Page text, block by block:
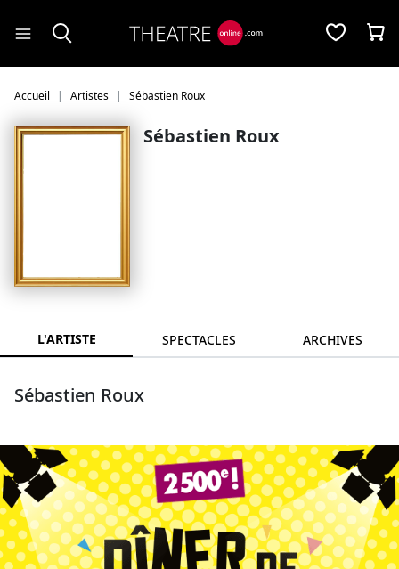
Accueil Artistes Sébastien Roux
Sébastien Roux
L'ARTISTE SPECTACLES ARCHIVES
Sébastien Roux